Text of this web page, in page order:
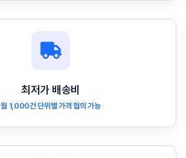
최저가 배송비
월 1,000건 단위별 가격 협의 가능